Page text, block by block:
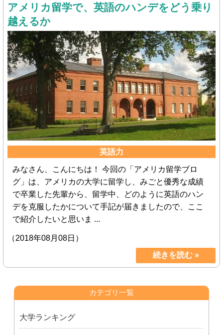
アメリカ留学で、英語のハンデをどう乗り
越えるか
英語力
みなさん、こんにちは！ 今回の「アメリカ留学ブロ
グ」は、アメリカの大学に留学し、みごと優秀な成績
で卒業した先輩から、留学中、どのように英語のハン
デを克服したかについて手記が届きましたので、ここ
で紹介したいと思いま ...
（2018年08月08日）
続きを読む »
カテゴリ一覧
大学ランキング